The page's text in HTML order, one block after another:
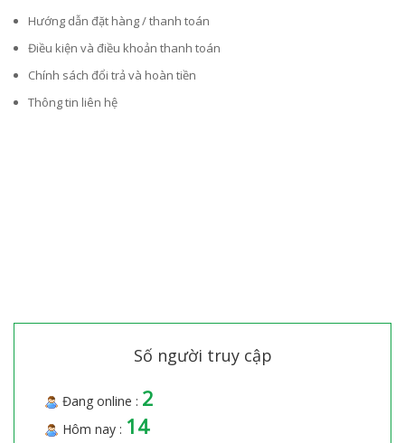
Hướng dẫn đặt hàng / thanh toán
Điều kiện và điều khoản thanh toán
Chính sách đổi trả và hoàn tiền
Thông tin liên hệ
Số người truy cập
Đang online : 2
Hôm nay : 14